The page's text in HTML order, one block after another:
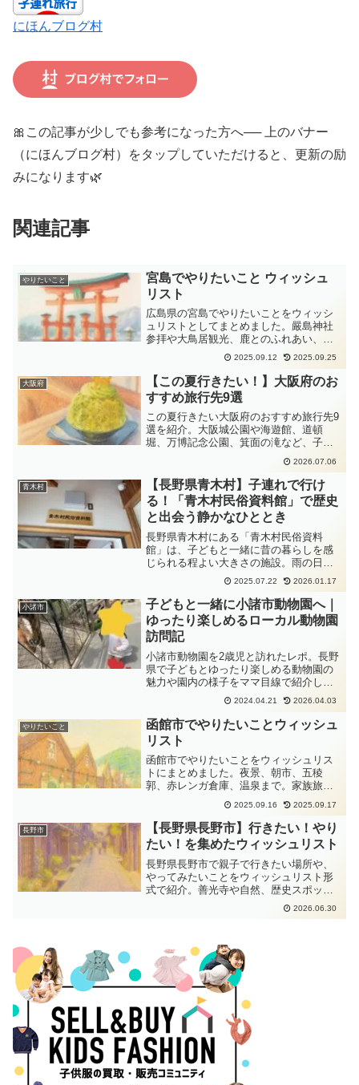
にほんブログ村
🎀この記事が少しでも参考になった方へ── 上のバナー
（にほんブログ村）をタップしていただけると、更新の励
みになります🌿
関連記事
やりたいこと
宮島でやりたいこと ウィッシュ
リスト
広島県の宮島でやりたいことをウィッシ
ュリストとしてまとめました。嚴島神社
参拝や大鳥居観光、鹿とのふれあい、弥
山ロープウェイ、宮島グルメや温泉な
ど、いつか叶えたい旅の楽しみを紹介し
ます。
2025.09.12 2025.09.25
大阪府
【この夏行きたい！】大阪府のお
すすめ旅行先9選
この夏行きたい大阪府のおすすめ旅行先9
選を紹介。大阪城公園や海遊館、道頓
堀、万博記念公園、箕面の滝など、子連
れや家族旅行にも楽しみやすい観光スポ
2026.07.06
青木村
【長野県青木村】子連れで行け
る！「青木村民俗資料館」で歴史
と出会う静かなひととき
長野県青木村にある「青木村民俗資料
館」は、子どもと一緒に昔の暮らしを感
じられる程よい大きさの施設。雨の日の
おでかけや静かに過ごしたいときにもお
すすめ。親子でゆったりと見学した様子
をご紹介します。
2025.07.22 2026.01.17
小諸市
子どもと一緒に小諸市動物園へ｜
ゆったり楽しめるローカル動物園
訪問記
小諸市動物園を2歳児と訪れたレポ。長野
県で子どもとゆったり楽しめる動物園の
魅力や園内の様子をママ目線で紹介しま
2024.04.21 2026.04.03
やりたいこと
函館市でやりたいことウィッシュ
リスト
函館市でやりたいことをウィッシュリス
トにまとめました。夜景、朝市、五稜
郭、赤レンガ倉庫、温泉まで。家族旅行
にもぴったりの体験リストです。
2025.09.16 2025.09.17
長野市
【長野県長野市】行きたい！やり
たい！を集めたウィッシュリスト
長野県長野市で親子で行きたい場所や、
やってみたいことをウィッシュリスト形
式で紹介。善光寺や自然、歴史スポッ
ト、公園、グルメ、体験など、子連れの
おでかけ計画に役立つ内容をまとめまし
2026.06.30